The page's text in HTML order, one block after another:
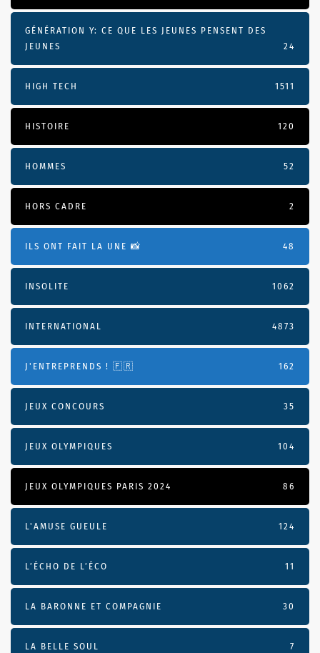
GÉNÉRATION Y: CE QUE LES JEUNES PENSENT DES
JEUNES
24
HIGH TECH 1511
HISTOIRE 120
HOMMES 52
HORS CADRE 2
ILS ONT FAIT LA UNE 📸 48
INSOLITE 1062
INTERNATIONAL 4873
J'ENTREPRENDS ! 🇫🇷 162
JEUX CONCOURS 35
JEUX OLYMPIQUES 104
JEUX OLYMPIQUES PARIS 2024 86
L'AMUSE GUEULE 124
L’ÉCHO DE L’ÉCO 11
LA BARONNE ET COMPAGNIE 30
LA BELLE SOUL 7